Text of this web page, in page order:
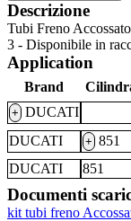
Descrizione
Tubi Freno
3 - Disponibile in
Application
Brand
+ DUCATI
DUCATI
+ 851
DUCATI
851
Documenti
kit tubi freno